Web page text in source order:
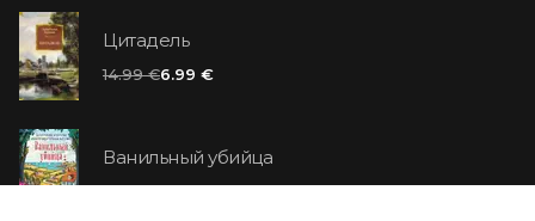
Цитадель
14.99 €6.99 €
Ванильный убийца
14.99 €